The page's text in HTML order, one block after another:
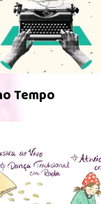
Tempo